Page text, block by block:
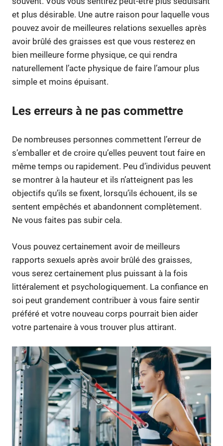
et plus désirable. Une autre raison pour laquelle vous
pouvez avoir de meilleures relations sexuelles après
avoir brûlé des graisses est que vous resterez en
bien meilleure forme physique, ce qui rendra
naturellement l’acte physique de faire l’amour plus
simple et moins épuisant.
Les erreurs à ne pas commettre
De nombreuses personnes commettent l’erreur de
s’emballer et de croire qu’elles peuvent tout faire en
même temps ou rapidement. Peu d’individus peuvent
se montrer à la hauteur et ils n’atteignent pas les
objectifs qu’ils se fixent, lorsqu’ils échouent, ils se
sentent empêchés et abandonnent complètement.
Ne vous faites pas subir cela.
Vous pouvez certainement avoir de meilleurs
rapports sexuels après avoir brûlé des graisses,
vous serez certainement plus puissant à la fois
littéralement et psychologiquement. La confiance en
soi peut grandement contribuer à vous faire sentir
préféré et votre nouveau corps pourrait bien aider
votre partenaire à vous trouver plus attirant.